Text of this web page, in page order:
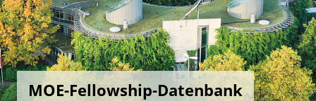
MOE-Fellowship-Datenbank